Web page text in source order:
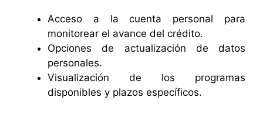
Acceso a la cuenta personal para
monitorear el avance del crédito.
Opciones de actualización de datos
personales.
Visualización de los programas
disponibles y plazos específicos.